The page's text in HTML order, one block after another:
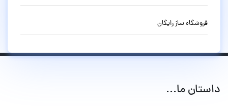
فروشگاه ساز رایگان
داستان ما...